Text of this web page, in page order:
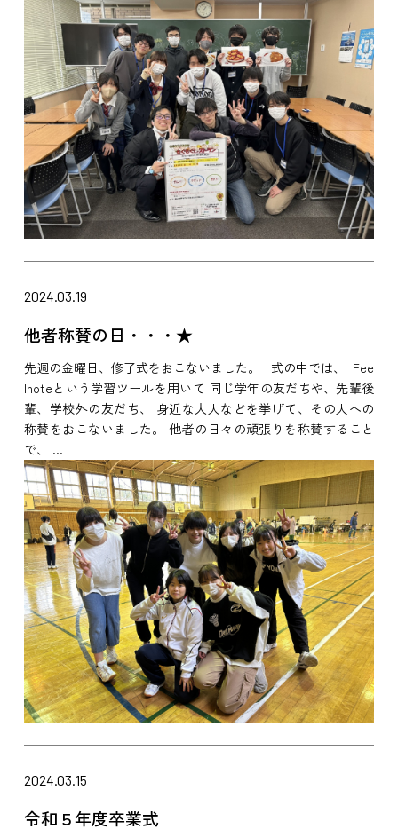
2024.03.19
他者称賛の日・・・★
先週の金曜日、修了式をおこないました。 式の中では、 Fee
lnoteという学習ツールを用いて 同じ学年の友だちや、先輩後
輩、学校外の友だち、 身近な大人などを挙げて、その人への
称賛をおこないました。 他者の日々の頑張りを称賛すること
で、 ...
2024.03.15
令和５年度卒業式